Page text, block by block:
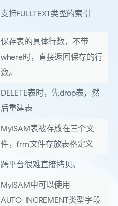
支持FULLTEXT类型的索引
保存表的具体行数，不带
where时，直接返回保存的行
数。
DELETE表时，先drop表，然
后重建表
MyISAM表被存放在三个文
件，frm文件存放表格定义
跨平台很难直接拷贝。
MyISAM中可以使用
AUTO_INCREMENT类型字段